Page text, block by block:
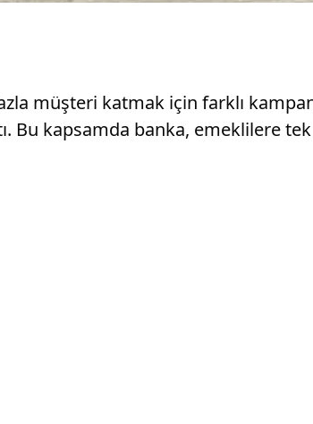
müşteri katmak için farklı
Bu kapsamda banka, emeklilere